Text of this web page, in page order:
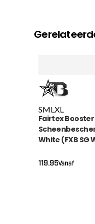
SMLXL
Fairtex Booster
White (FXB SG
Vanaf
119.95